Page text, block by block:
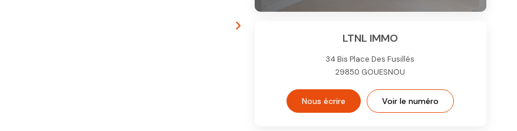
LTNL IMMO
34 Bis Place Des Fusillés
29850 GOUESNOU
Nous écrire Voir le numéro